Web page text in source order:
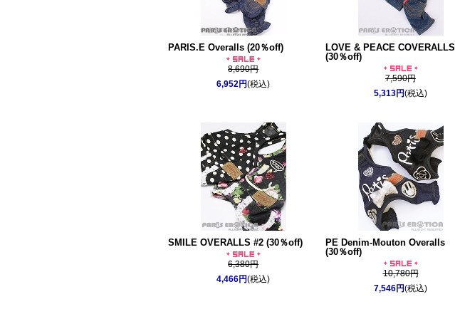
PARIS.E Overalls (20％off)
8,690円
6,952円(税込)
LOVE & PEACE COVERALLS
(30％off)
7,590円
5,313円(税込)
SMILE OVERALLS #2 (30％off)
6,380円
4,466円(税込)
PE Denim-Mouton Overalls
(30％off)
10,780円
7,546円(税込)